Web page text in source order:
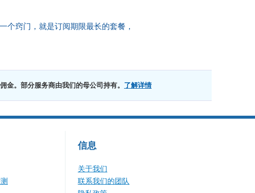
个窍门，就是订阅期限最长的套餐，
金。部分服务商由我们的母公司持有。 了解详情
信息
关于我们
联系我们的团队